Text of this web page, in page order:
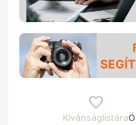
Kívánságlistára